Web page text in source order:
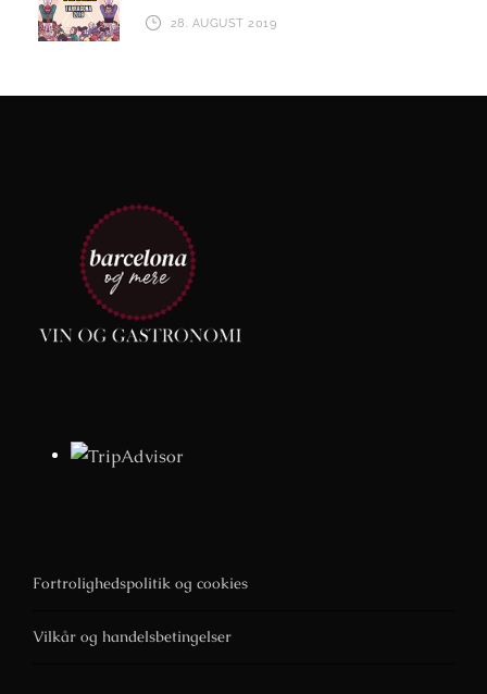
28. AUGUST 2019
Fortrolighedspolitik og cookies
Vilkår og handelsbetingelser